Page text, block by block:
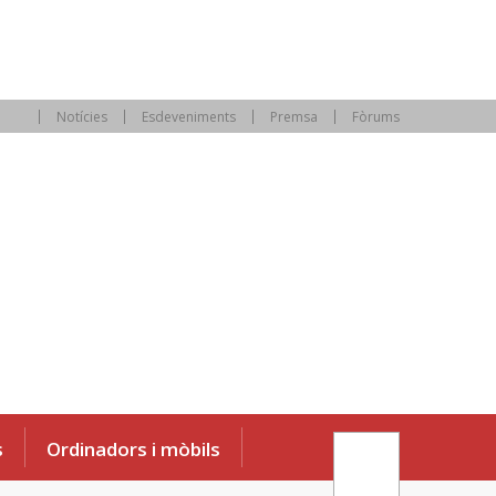
Notícies Esdeveniments Premsa Fòrums
Ordinadors i mòbils